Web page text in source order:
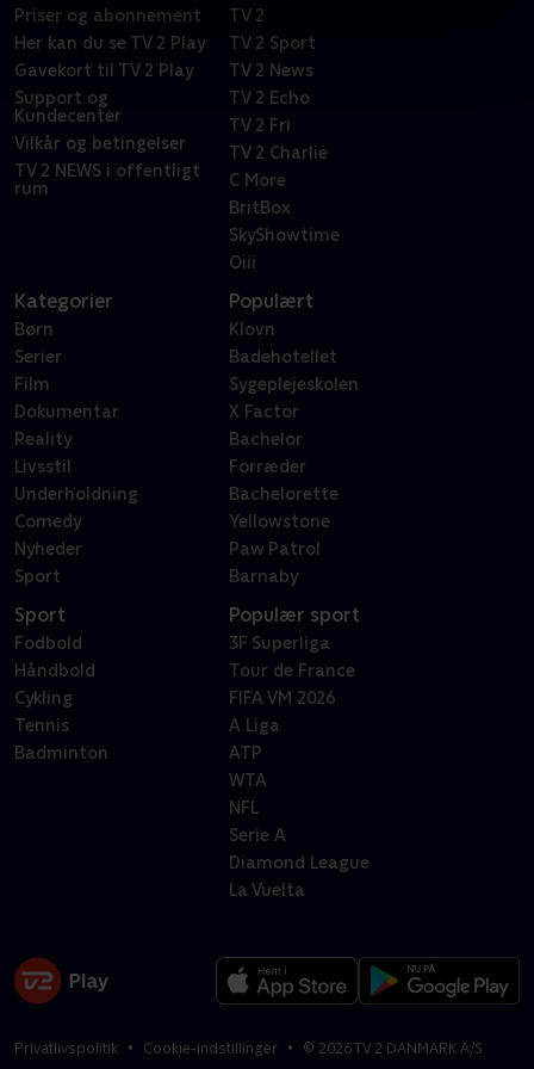
Priser og abonnement
Her kan du se TV 2 Play
Gavekort til TV 2 Play
Support og
Kundecenter
Vilkår og betingelser
TV 2 NEWS i offentligt
rum
TV 2
TV 2 Sport
TV 2 News
TV 2 Echo
TV 2 Fri
TV 2 Charlie
C More
BritBox
SkyShowtime
Oiii
Kategorier
Børn
Serier
Film
Dokumentar
Reality
Livsstil
Underholdning
Comedy
Nyheder
Sport
Populært
Klovn
Badehotellet
Sygeplejeskolen
X Factor
Bachelor
Forræder
Bachelorette
Yellowstone
Paw Patrol
Barnaby
Sport
Fodbold
Håndbold
Cykling
Tennis
Badminton
Populær sport
3F Superliga
Tour de France
FIFA VM 2026
A Liga
ATP
WTA
NFL
Serie A
Diamond League
La Vuelta
Privatlivspolitik Cookie-indstillinger © 2026TV 2 DANMARK A/S